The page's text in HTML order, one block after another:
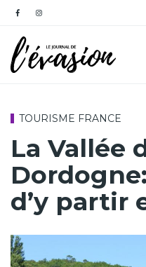
TOURISME FRANCE
La Vallée
d’y partir